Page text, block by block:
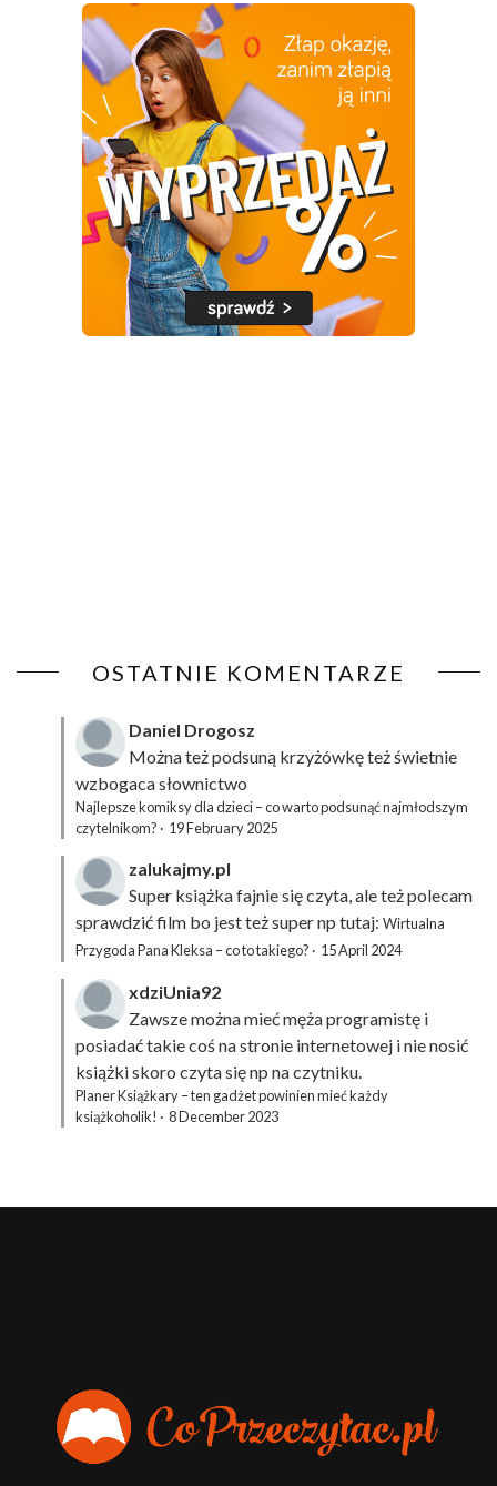
OSTATNIE KOMENTARZE
Daniel Drogosz
Można też podsuną krzyżówkęteż świetnie
wzbogaca słownictwo
Najlepsze komiksy dla dzieci – co warto podsunąć najmłodszym
czytelnikom? · 19 February 2025
zalukajmy.pl
Super książka fajnie się czyta, ale też polecam
sprawdzić film bo jest też super np tutaj: Wirtualna
Przygoda Pana Kleksa – co to takiego? · 15 April 2024
xdziUnia92
Zawsze można mieć męża programistę i
posiadać takie coś na stronie internetowej i nie nosić
książki skoro czyta się np na czytniku.
Planer Książkary – ten gadżet powinien mieć każdy
książkoholik! · 8 December 2023